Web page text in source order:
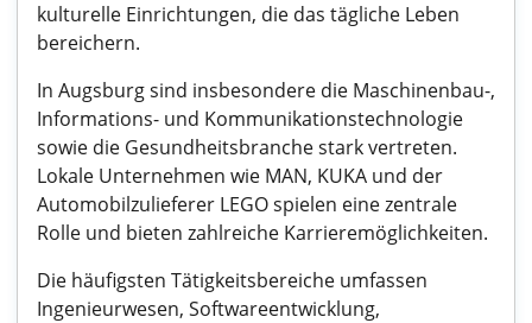
kulturelle Einrichtungen, die das tägliche Leben
bereichern.
In Augsburg sind insbesondere die Maschinenbau-,
Informations- und Kommunikationstechnologie
sowie die Gesundheitsbranche stark vertreten.
Lokale Unternehmen wie MAN, KUKA und der
Automobilzulieferer LEGO spielen eine zentrale
Rolle und bieten zahlreiche Karrieremöglichkeiten.
Die häufigsten Tätigkeitsbereiche umfassen
Ingenieurwesen, Softwareentwicklung,